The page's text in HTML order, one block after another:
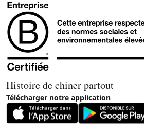
Histoire de chiner partout
Télécharger notre application